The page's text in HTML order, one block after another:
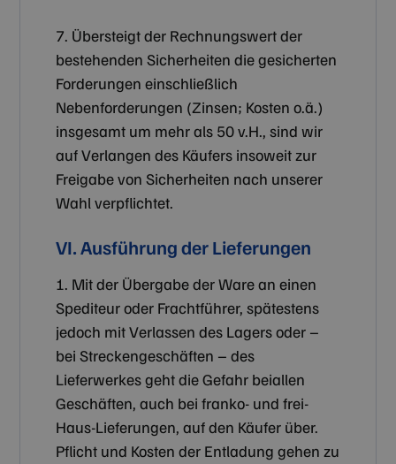
7. Übersteigt der Rechnungswert der
bestehenden Sicherheiten die gesicherten
Forderungen einschließlich
Nebenforderungen (Zinsen; Kosten o.ä.)
insgesamt um mehr als 50 v.H., sind wir
auf Verlangen des Käufers insoweit zur
Freigabe von Sicherheiten nach unserer
Wahl verpflichtet.
VI. Ausführung der Lieferungen
1. Mit der Übergabe der Ware an einen
Spediteur oder Frachtführer, spätestens
jedoch mit Verlassen des Lagers oder –
bei Streckengeschäften – des
Lieferwerkes geht die Gefahr beiallen
Geschäften, auch bei franko- und frei-
Haus-Lieferungen, auf den Käufer über.
Pflicht und Kosten der Entladung gehen zu
_cfuvid .zilken.com Sitzung
Dieses Cookie wird
verwendet, um
Benutzer über
Benutzererfahrung
zu optimieren,
indem die
Sitzungskonsistenz
beibehalten und
personalisierte
Dienste
Google-